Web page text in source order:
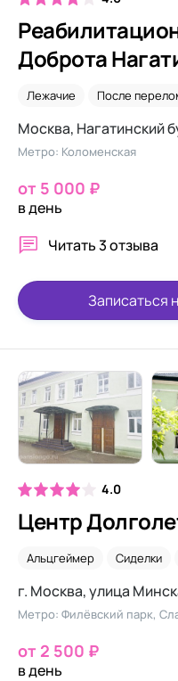
Доброта
Лежачие После
Москва, Нагатинский
Метро: Коломенская
от 5 000 ₽
в день
Читать3 отзыва
Записаться
4.0
Центр
Альцгеймер Сиделки
г. Москва, улица
Метро: Филёвский парк,
от 2 500 ₽
в день